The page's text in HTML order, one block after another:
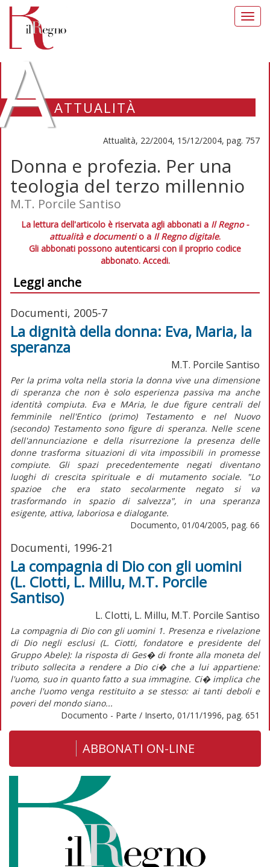
ATTUALITÀ
Attualità, 22/2004, 15/12/2004, pag. 757
Donna e profezia. Per una
teologia del terzo millennio
M.T. Porcile Santiso
La lettura dell'articolo è riservata agli abbonati a Il Regno -
attualità e documentio a Il Regno digitale.
Gli abbonati possono autenticarsi con il proprio codice
abbonato. Accedi.
Leggi anche
Documenti, 2005-7
La dignità della donna: Eva, Maria, la
speranza
M.T. Porcile Santiso
Per la prima volta nella storia la donna vive una dimensione
di speranza che non è solo esperienza passiva ma anche
identità compiuta. Eva e MAria, le due figure centrali del
femminile nell'Entico (primo) Testamento e nel Nuovo
(secondo) Testamento sono figure di speranza. Nelle scene
dell'annunciazione e della risurrezione la presenza delle
donne trasforma situazioni di vita impossibili in promesse
compiute. Gli spazi precedentemente negati diventano
luoghi di crescita spirituale e di mutamento sociale. "Lo
spazioe che era stato secolarmente negato si va
trasformando in spazio di salvezza", in una speranza
esigente, attiva, laboriosa e dialogante.
Documento, 01/04/2005, pag. 66
Documenti, 1996-21
La compagnia di Dio con gli uomini
(L. CIotti, L. Millu, M.T. Porcile
Santiso)
L. CIotti, L. Millu, M.T. Porcile Santiso
La compagnia di Dio con gli uomini 1. Presenza e rivelazione
di Dio negli esclusi (L. Ciotti, fondatore e presidente del
Gruppo Abele): la risposta di Ges� di fronte alla moneta del
tributo sollecita a rendere a Dio ci� che a lui appartiene:
l'uomo, suo in quanto fatto a sua immagine. Ci� implica che
anche l'uomo venga restituito a se stesso: ai tanti deboli e
poveri del mondo siano...
Documento - Parte / Inserto, 01/11/1996, pag. 651
ABBONATI ON-LINE